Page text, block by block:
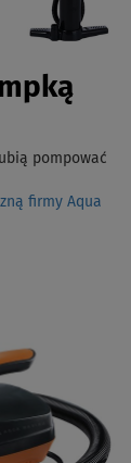
pompować
firmy Aqua